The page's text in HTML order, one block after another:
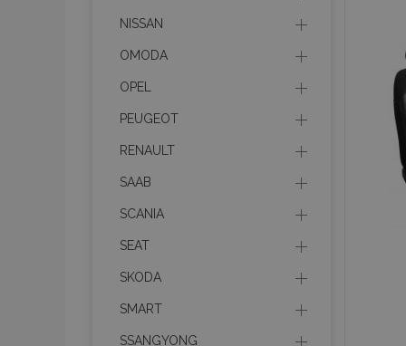
NISSAN
OMODA
OPEL
PEUGEOT
RENAULT
SAAB
SCANIA
SEAT
SKODA
SMART
SSANGYONG
mage-cache-